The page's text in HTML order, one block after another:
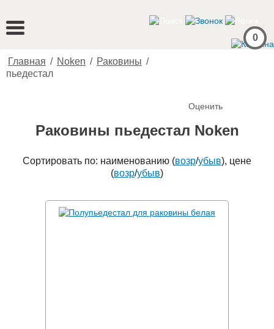
0
Главная / Noken / Раковины /
пьедестал
Оценить
Раковины пьедестал Noken
Сортировать по: наименованию (возр/убыв), цене
(возр/убыв)